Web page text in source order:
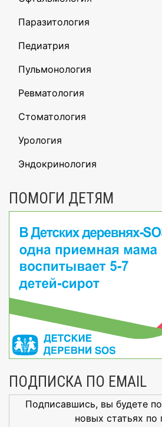
Паразитология
Педиатрия
Пульмонология
Ревматология
Стоматология
Урология
Эндокринология
ПОМОГИ ДЕТЯМ
ПОДПИСКА ПО EMAIL
Подписавшись, вы будете
новых статьях по